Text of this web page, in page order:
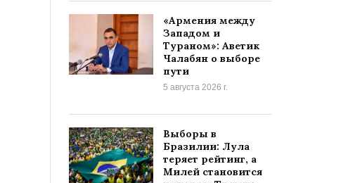
«Армения между
Западом и
Тураном»: Аветик
Чалабян о выборе
пути
5 августа 2026 г.
Выборы в
Бразилии: Лула
теряет рейтинг, а
Милей становится